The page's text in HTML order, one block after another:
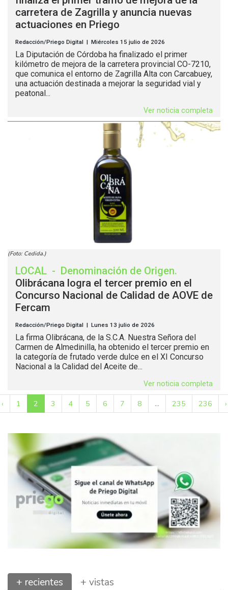
carretera de Zagrilla y anuncia nuevas
actuaciones en Priego
Redacción/Priego Digital | Miércoles 15 julio de 2026
La Diputación de Córdoba ha finalizado el primer
kilómetro de mejora de la carretera provincial CO-7210,
que comunica el entorno de Zagrilla Alta con Carcabuey,
una actuación destinada a mejorar la seguridad vial y
peatonal...
Ver noticia completa
(Foto: Cedida.)
LOCAL - Denominación de Origen.
Olibrácana logra el tercer premio en el
Concurso Nacional de Calidad de AOVE de
Fercam
Redacción/Priego Digital | Lunes 13 julio de 2026
La firma Olibrácana, de la S.C.A. Nuestra Señora del
Carmen de Almedinilla, ha obtenido el tercer premio en
la categoría de frutado verde dulce en el XI Concurso
Nacional a la Calidad del Aceite de...
Ver noticia completa
‹ 1 2 3 4 5 6 7 8 ... 235 236 ›
+ recientes + vistas